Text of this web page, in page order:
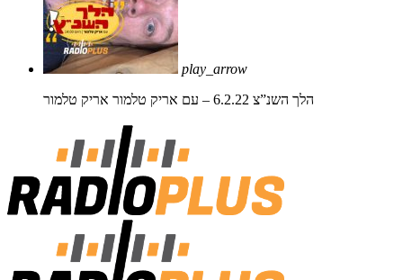
play_arrow
הלך השנ”צ 6.2.22 – עם אריק טלמור
אריק טלמור